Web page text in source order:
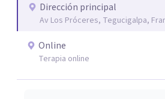
Dirección principal
Av Los Próceres, Tegucigalpa,
Online
Terapia online